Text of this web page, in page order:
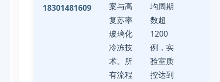
18301481609
案与高
复苏率
玻璃化
冷冻技
术。所
有流程
均周期
数超
1200
例，实
验室质
控达到